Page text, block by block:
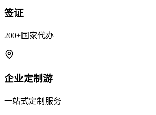
签证
200+国家代办
企业定制游
一站式定制服务